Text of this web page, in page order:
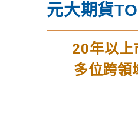
元大期貨
20年以上
多位跨領